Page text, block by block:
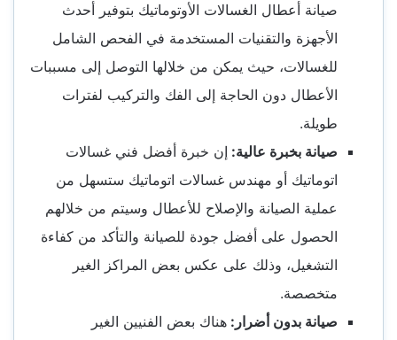
صيانة أعطال الغسالات الأوتوماتيك بتوفير أحدث
الأجهزة والتقنيات المستخدمة في الفحص الشامل
للغسالات، حيث يمكن من خلالها التوصل إلى مسببات
الأعطال دون الحاجة إلى الفك والتركيب لفترات
طويلة.
صيانة بخبرة عالية: إن خبرة أفضل فني غسالات
اتوماتيك أو مهندس غسالات اتوماتيك ستسهل من
عملية الصيانة والإصلاح للأعطال وسيتم من خلالهم
الحصول على أفضل جودة للصيانة والتأكد من كفاءة
التشغيل، وذلك على عكس بعض المراكز الغير
متخصصة.
صيانة بدون أضرار: هناك بعض الفنيين الغير